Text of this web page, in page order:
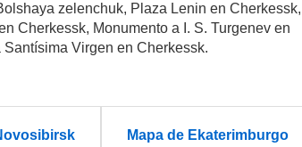
zelenchuk, Plaza Lenin en Cherkessk,
Cherkessk, Monumento a I. S. Turgenev en
Virgen en Cherkessk.
Mapa de Ekaterimburgo